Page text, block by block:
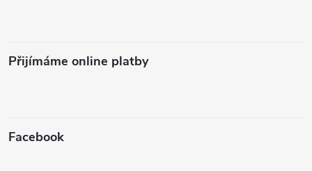
Přijímáme online platby
Facebook